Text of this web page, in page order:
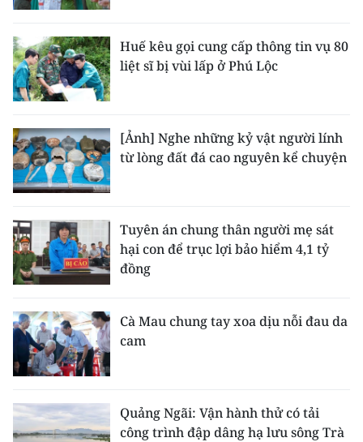
Huế kêu gọi cung cấp thông tin vụ 80
liệt sĩ bị vùi lấp ở Phú Lộc
[Ảnh] Nghe những kỷ vật người lính
từ lòng đất đá cao nguyên kể chuyện
Tuyên án chung thân người mẹ sát
hại con để trục lợi bảo hiểm 4,1 tỷ
đồng
Cà Mau chung tay xoa dịu nỗi đau da
cam
Quảng Ngãi: Vận hành thử có tải
công trình đập dâng hạ lưu sông Trà